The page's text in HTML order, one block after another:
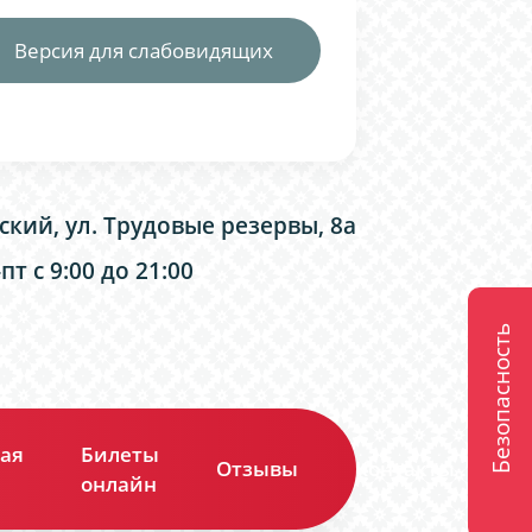
Версия для слабовидящих
ул. Трудовые резервы, 8а
с 9:00 до 21:00
Билеты
онлайн
Отзывы Контакты Безопасность